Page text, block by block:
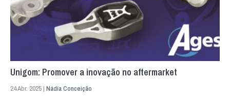
Unigom: Promover a inovação no aftermarket
24 Abr. 2025 | Nádia Conceição